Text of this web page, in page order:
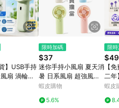
行綁定，若後續七天內未透過
天內於該蝦皮帳號下訂的首筆
跳轉時所成立之訂單。 11.
過LINE購物進行導購，將可
法收到點數，再請留意。 13.
LINE POINTS 點數回饋資
易，或經由蝦皮系統判斷點
14. 若有贈點爭議，請務必於
；超過60天(含)以上進行申
單完成、LINE購物訂單記
：「非本次前往蝦皮商店之品
】USB手持
扇 渦輪增
LED數顯 T
限時加碼
$37
迷你手持小風扇 夏天消
暑 日系風扇 超強風扇
廣告風扇 手持立式電風
品禮品 A6749
蝦皮購物
5.6%
限
【
二年
3D
風扇
蝦皮